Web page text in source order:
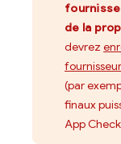
de la
devrez
(par
finaux
App